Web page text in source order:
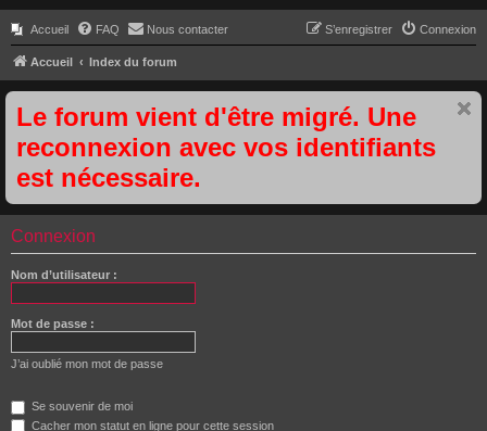
Accueil FAQ Nous contacter Connexion
S’enregistrer
Accueil Index du forum
Le forum vient d'être migré. Une
reconnexion avec vos identifiants
est nécessaire.
Connexion
Nom d’utilisateur :
Mot de passe :
J’ai oublié mon mot de passe
Se souvenir de moi
Cacher mon statut en ligne pour cette session